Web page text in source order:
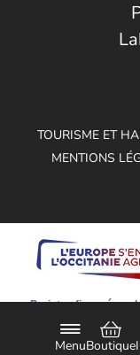
MenuBoutique
TOURISME ET
MENTIONS
Projet cofinancé par